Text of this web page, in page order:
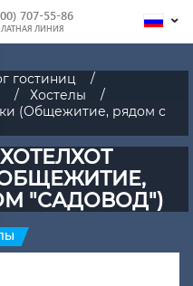
707-55-86
ЛИНИЯ
гостиниц
Хостелы
(Общежитие, рядом с
ХОТЕЛХОТ
"САДОВОД")